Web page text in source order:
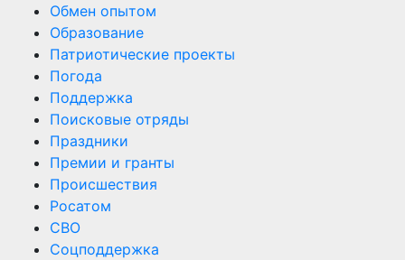
Обмен опытом
Образование
Патриотические проекты
Погода
Поддержка
Поисковые отряды
Праздники
Премии и гранты
Происшествия
Росатом
СВО
Соцподдержка